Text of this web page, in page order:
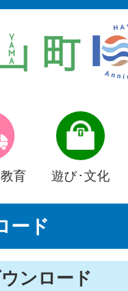
育 遊び･文化
ード
ンロード